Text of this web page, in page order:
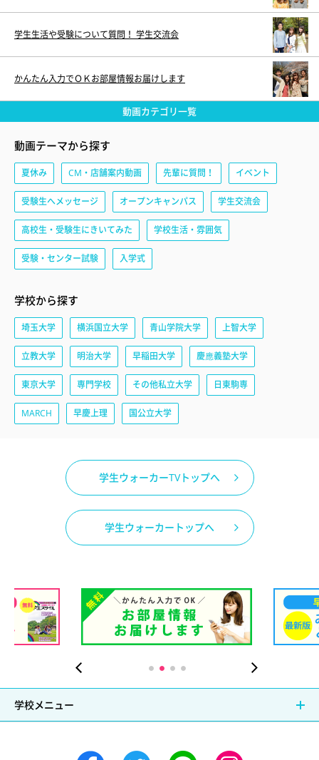
学生生活や受験について質問！ 学生交流会
かんたん入力でＯＫお部屋情報お届けします
動画カテゴリ一覧
動画テーマから探す
夏休み CM・店舗案内動画 先輩に質問！ イベント
受験生へメッセージ オープンキャンパス 学生交流会
高校生・受験生にきいてみた 学校生活・雰囲気
受験・センター試験 入学式
学校から探す
埼玉大学 横浜国立大学 青山学院大学 上智大学
立教大学 明治大学 早稲田大学 慶應義塾大学
東京大学 専門学校 その他私立大学 日東駒専
MARCH 早慶上理 国公立大学
学生ウォーカーTVトップへ
学生ウォーカートップへ
学校メニュー